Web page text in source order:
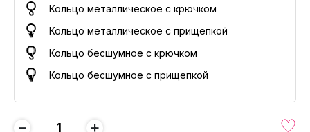
Кольцо металлическое с крючком
Кольцо металлическое с прищепкой
Кольцо бесшумное с крючком
Кольцо бесшумное с прищепкой
− +